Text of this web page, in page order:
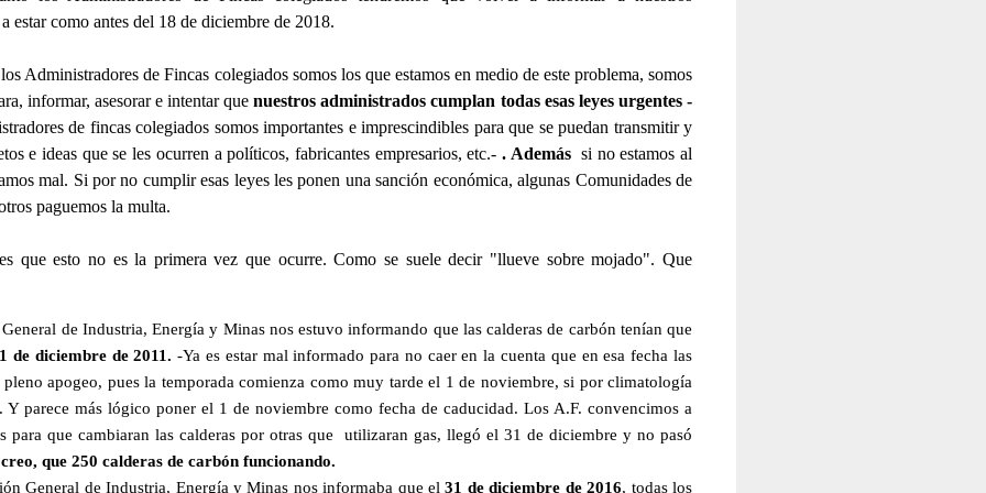
estar como antes del 18 de diciembre de 2018.
Administradores de Fincas colegiados somos los que estamos en medio de este problema, somos
informar, asesorar e intentar quenuestros administrados cumplan todas esas leyes urgentes -
de fincas colegiados somos importantes e imprescindibles para que se puedan transmitir y
e ideas que se les ocurren a políticos, fabricantes empresarios, etc.- . Además si no estamos al
mal. Si por no cumplir esas leyes les ponen una sanción económica, algunas Comunidades de
paguemos la multa.
que esto no es la primera vez que ocurre. Como se suele decir "llueve sobre mojado". Que
de Industria, Energía y Minas nos estuvo informando que las calderas de carbón tenían que
de diciembre de 2011. -Ya es estar mal informado para no caer en la cuenta que en esa fecha las
pleno apogeo, pues la temporada comienza como muy tarde el 1 de noviembre, si por climatología
Y parece más lógico poner el 1 de noviembre como fecha de caducidad. Los A.F. convencimos a
para que cambiaran las calderas por otras que utilizaran gas, llegó el 31 de diciembre y no pasó
que 250 calderas de carbón funcionando.
General de Industria, Energía y Minas nos informaba que el31 de diciembre de 2016, todas los